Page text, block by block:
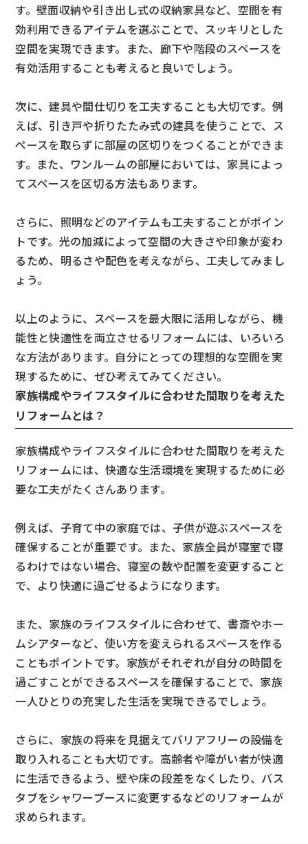
す。壁面収納や引き出し式の収納家具など、空間を有
効利用できるアイテムを選ぶことで、スッキリとした
空間を実現できます。また、廊下や階段のスペースを
有効活用することも考えると良いでしょう。
次に、建具や間仕切りを工夫することも大切です。例
えば、引き戸や折りたたみ式の建具を使うことで、ス
ペースを取らずに部屋の区切りをつくることができま
す。また、ワンルームの部屋においては、家具によっ
てスペースを区切る方法もあります。
さらに、照明などのアイテムも工夫することがポイン
トです。光の加減によって空間の大きさや印象が変わ
るため、明るさや配色を考えながら、工夫してみまし
ょう。
以上のように、スペースを最大限に活用しながら、機
能性と快適性を両立させるリフォームには、いろいろ
な方法があります。自分にとっての理想的な空間を実
現するために、ぜひ考えてみてください。
家族構成やライフスタイルに合わせた間取りを考えた
リフォームとは？
家族構成やライフスタイルに合わせた間取りを考えた
リフォームには、快適な生活環境を実現するために必
要な工夫がたくさんあります。
例えば、子育て中の家庭では、子供が遊ぶスペースを
確保することが重要です。また、家族全員が寝室で寝
るわけではない場合、寝室の数や配置を変更すること
で、より快適に過ごせるようになります。
また、家族のライフスタイルに合わせて、書斎やホー
ムシアターなど、使い方を変えられるスペースを作る
こともポイントです。家族がそれぞれが自分の時間を
過ごすことができるスペースを確保することで、家族
一人ひとりの充実した生活を実現できるでしょう。
さらに、家族の将来を見据えてバリアフリーの設備を
取り入れることも大切です。高齢者や障がい者が快適
に生活できるよう、壁や床の段差をなくしたり、バス
タブをシャワーブースに変更するなどのリフォームが
求められます。